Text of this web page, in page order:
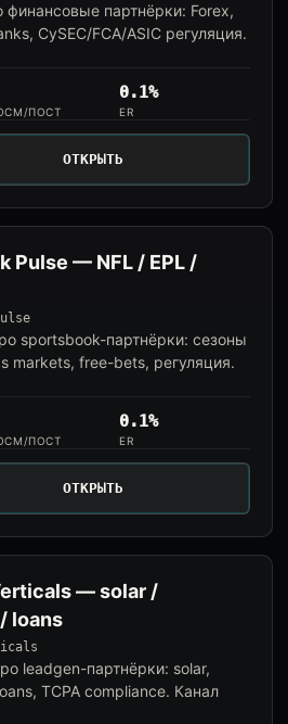
партнёрки: Forex,
CySEC/FCA/ASIC регуляция.
ПОСТ
0.1%
ER
ОТКРЫТЬ
Pulse — NFL / EPL /
sportsbook-партнёрки: сезоны
markets, free-bets, регуляция.
ПОСТ
0.1%
ER
ОТКРЫТЬ
— solar /
loans
leadgen-партнёрки: solar,
TCPA compliance. Канал